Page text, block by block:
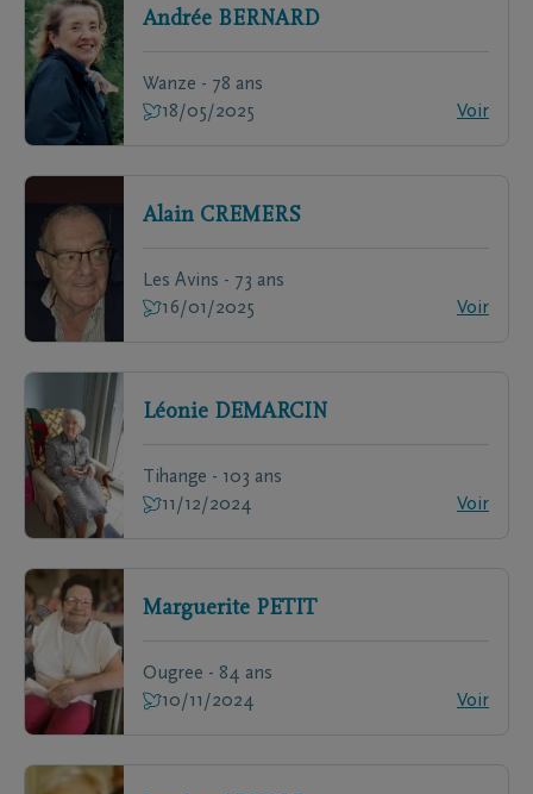
Andrée BERNARD
Wanze - 78 ans
18/05/2025
Voir
Alain CREMERS
Les Avins - 73 ans
16/01/2025
Voir
Léonie DEMARCIN
Tihange - 103 ans
11/12/2024
Voir
Marguerite PETIT
Ougree - 84 ans
10/11/2024
Voir